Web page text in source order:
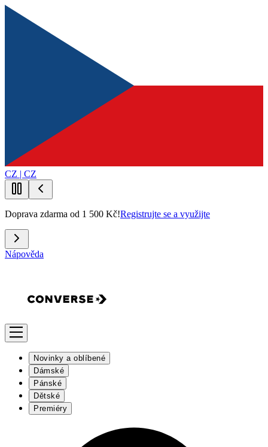
CZ | CZ
Doprava zdarma od 1 500 Kč!Registrujte se a využijte
Nápověda
Novinky a oblíbené
Dámské
Pánské
Dětské
Premiéry